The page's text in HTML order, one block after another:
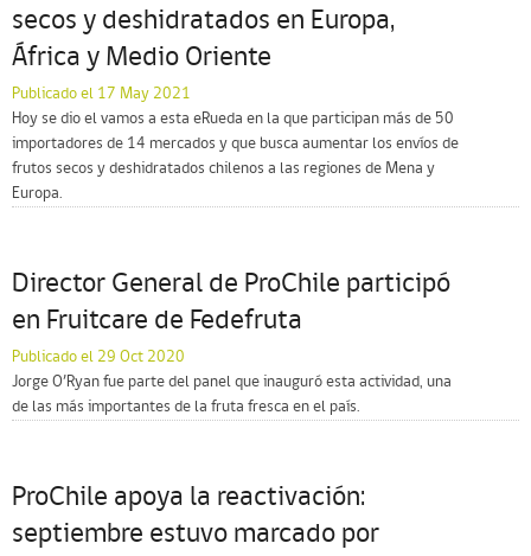
secos y deshidratados en Europa,
África y Medio Oriente
Publicado el 17 May 2021
Hoy se dio el vamos a esta eRueda en la que participan más de 50
importadores de 14 mercados y que busca aumentar los envíos de
frutos secos y deshidratados chilenos a las regiones de Mena y
Europa.
Director General de ProChile participó
en Fruitcare de Fedefruta
Publicado el 29 Oct 2020
Jorge O’Ryan fue parte del panel que inauguró esta actividad, una
de las más importantes de la fruta fresca en el país.
ProChile apoya la reactivación:
septiembre estuvo marcado por